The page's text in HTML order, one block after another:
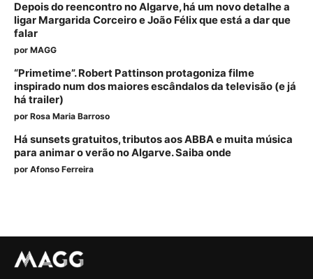
Depois do reencontro no Algarve, há um novo detalhe a
ligar Margarida Corceiro e João Félix que está a dar que
falar
por MAGG
“Primetime”. Robert Pattinson protagoniza filme
inspirado num dos maiores escândalos da televisão (e já
há trailer)
por Rosa Maria Barroso
Há sunsets gratuitos, tributos aos ABBA e muita música
para animar o verão no Algarve. Saiba onde
por Afonso Ferreira